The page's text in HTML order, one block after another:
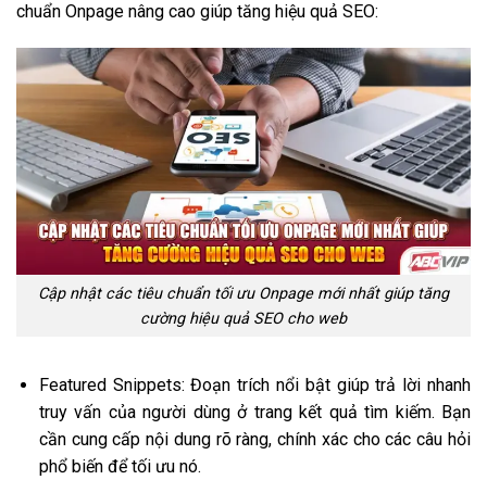
chuẩn Onpage nâng cao giúp tăng hiệu quả SEO:
Cập nhật các tiêu chuẩn tối ưu Onpage mới nhất giúp tăng
cường hiệu quả SEO cho web
Featured Snippets: Đoạn trích nổi bật giúp trả lời nhanh
truy vấn của người dùng ở trang kết quả tìm kiếm. Bạn
cần cung cấp nội dung rõ ràng, chính xác cho các câu hỏi
phổ biến để tối ưu nó.